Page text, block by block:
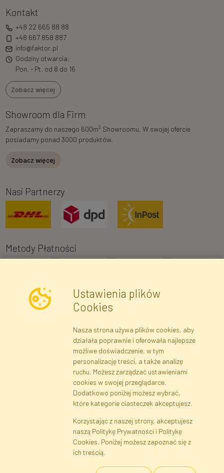
Kontakt
+48 22 665 88 88
+48 667 858 887
info@faktor.pl
Godziny otwarcia:
Pon. - Pt. od 8 do 16
Zobacz więcej
Showroom dla Firm
Zapraszamy do naszego 600m2 Showroomu. W swojej ofercie
posiadamy ponad 3000 produktów.
Zobacz więcej
Nasi Partnerzy
Metody Płatności
Zapisz się
Dane rejestrowe Regulamin
Polityka Prywatności
Pomoc
Mapa serwisu
Cookies Język
Ustawienia plików
Cookies
Nasza strona używa plików cookies, aby
działała poprawnie i oferowała najlepsze
możliwe doświadczenie, w tym
personalizację treści, a także analizę
ruchu. Możesz zarządzać ustawieniami
cookies w swojej przeglądarce.
Dodatkowo poniżej możesz wybrać,
które kategorie ciasteczek akceptujesz.
Korzystając z naszej strony, akceptujesz
naszą Politykę Prywatności i Politykę
Cookies. Poniżej możesz zapoznać się z
ich treścią.